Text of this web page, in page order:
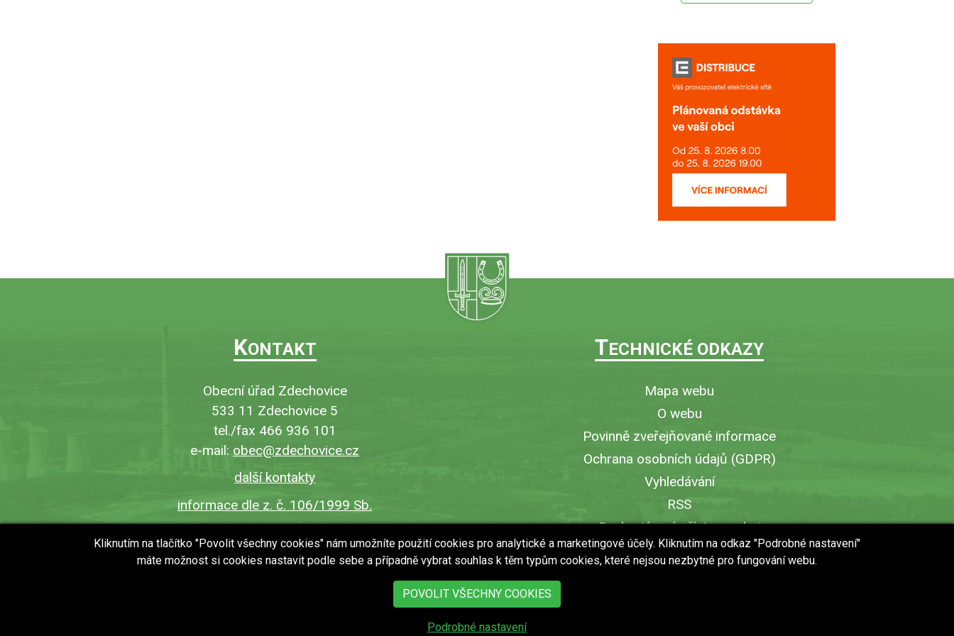
KONTAKT
Obecní úřad Zdechovice
533 11 Zdechovice 5
tel./fax 466 936 101
e-mail: obec@zdechovice.cz
další kontakty
informace dle z. č. 106/1999 Sb.
TECHNICKÉ ODKAZY
Mapa webu
O webu
Povinně zveřejňované informace
Ochrana osobních údajů (GDPR)
Vyhledávání
RSS
Bezbariérový přístup v obci
Vytisknout stránku
Kliknutím na tlačítko "Povolit všechny cookies" nám umožníte použití cookies pro analytické a marketingové účely. Kliknutím na odkaz "Podrobné nastavení"
máte možnost si cookies nastavit podle sebe a případně vybrat souhlas k těm typům cookies, které nejsou nezbytné pro fungování webu.
POVOLIT VŠECHNY COOKIES
Podrobné nastavení